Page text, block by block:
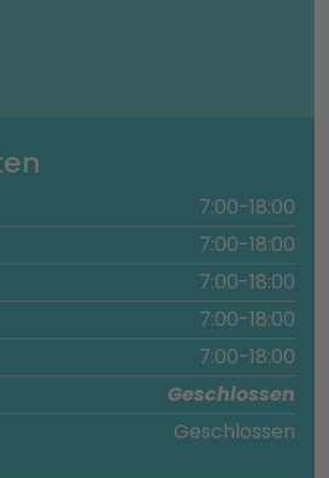
7:00-18:00
7:00-18:00
7:00-18:00
7:00-18:00
7:00-18:00
Geschlossen
Geschlossen